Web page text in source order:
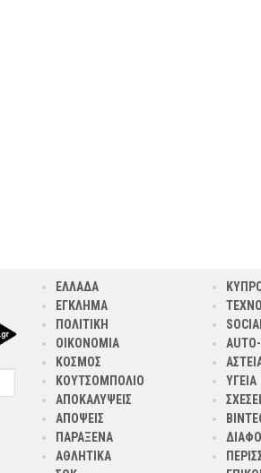
ΕΛΛΑΔΑ
ΕΓΚΛΗΜΑ
ΠΟΛΙΤΙΚΗ
ΟΙΚΟΝΟΜΙΑ
ΚΟΣΜΟΣ
ΚΟΥΤΣΟΜΠΟΛΙΟ
ΑΠΟΚΑΛΥΨΕΙΣ
ΑΠΟΨΕΙΣ
ΠΑΡΑΞΕΝΑ
ΑΘΛΗΤΙΚΑ
ΥΓΕΙΑ